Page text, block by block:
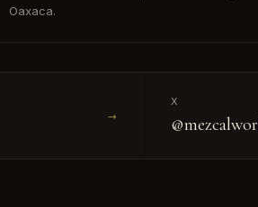
Oaxaca.
→
X